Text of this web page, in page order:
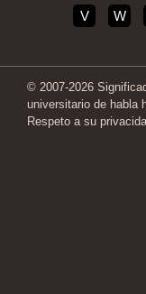
V W
© 2007-2026
universitario de habla
Respeto a su